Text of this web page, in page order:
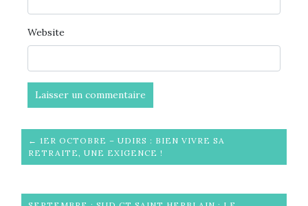
Website
← 1ER OCTOBRE – UDIRS : BIEN VIVRE SA
RETRAITE, UNE EXIGENCE !